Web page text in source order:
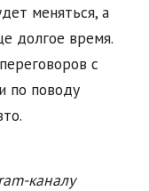
меняться, а
долгое время.
с
по поводу
каналу